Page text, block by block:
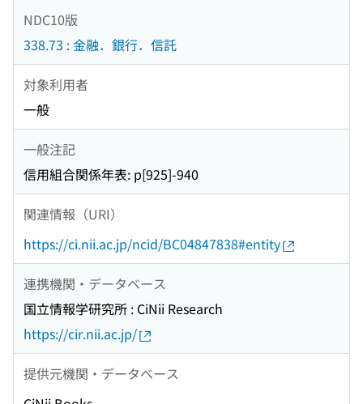
NDC10版
338.73 : 金融．銀行．信託
対象利用者
一般
一般注記
信用組合関係年表: p[925]-940
関連情報（URI）
https://ci.nii.ac.jp/ncid/BC04847838#entity
連携機関・データベース
国立情報学研究所 : CiNii Research
https://cir.nii.ac.jp/
提供元機関・データベース